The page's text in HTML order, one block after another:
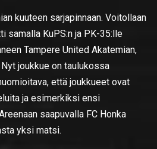
kuuteen sarjapinnaan. Voitollaan
samalla KuPS:n ja PK-35:lle
Tampere United Akatemian,
joukkue on taulukossa
että joukkueet ovat
ja esimerkiksi ensi
saapuvalla FC Honka
yksi matsi.